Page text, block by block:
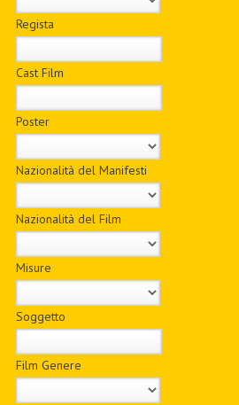
Regista
Cast Film
Poster
Nazionalità del Manifesti
Nazionalità del Film
Misure
Soggetto
Film Genere